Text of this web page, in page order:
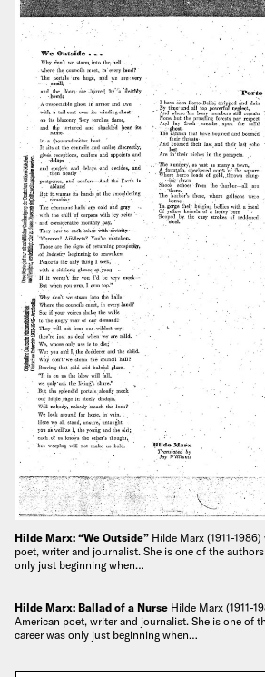
Hilde Marx: “We Outside” Hilde Marx (1911-
poet, writer and journalist. She is one of the
only just beginning when…
Hilde Marx: Ballad of a Nurse Hilde Marx (1911-
American poet, writer and journalist. She is one of
career was only just beginning when…